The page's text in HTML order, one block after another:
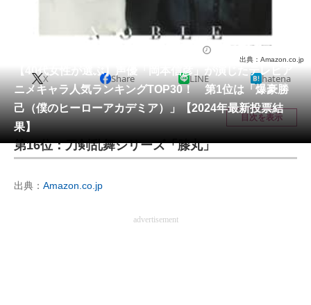
リサーチ
メディア
ITの今と未来を見通す
スマホと通信の最新トレンド
進化するPCとデバイスの未来
【40代女性が選ぶ】声優「岡本信彦」が演じたテレビア
ニメキャラ人気ランキングTOP30！ 第1位は「爆豪勝
己（僕のヒーローアカデミア）」【2024年最新投票結
果】
出典：Amazon.co.jp
X Share LINE hatena
目次を表示
第16位：刀剣乱舞シリーズ「膝丸」
出典： Amazon.co.jp
advertisement